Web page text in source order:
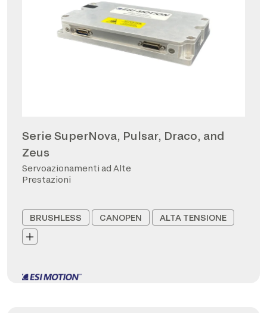
Serie SuperNova, Pulsar, Draco, and
Zeus
Servoazionamenti ad Alte
Prestazioni
BRUSHLESS CANOPEN ALTA TENSIONE